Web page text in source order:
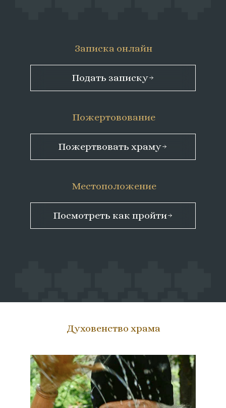
Посмотреть как пройти
Пожертвовать храму
Подать записку
Местоположение
Пожертовование
Записка онлайн
Духовенство храма